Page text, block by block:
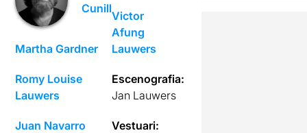
Cunill
Martha Gardner
Romy Louise
Lauwers
Juan Navarro
Victor
Afung
Lauwers
Escenografia:
Jan Lauwers
Vestuari: